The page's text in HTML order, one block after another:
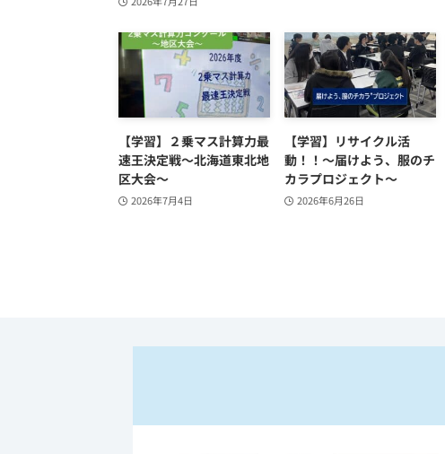
【学習】２乗マス計算力最
速王決定戦～北海道東北地
区大会～
2026年7月4日
【学習】リサイクル活
動！！～届けよう、服のチ
カラプロジェクト～
2026年6月26日